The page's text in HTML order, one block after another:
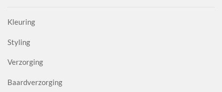
Kleuring
Styling
Verzorging
Baardverzorging